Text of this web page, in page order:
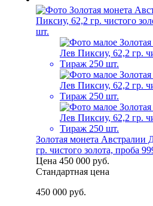
Золотая монета
гр. чистого золота, проба
Цена 450 000 руб.
Стандартная цена
450 000 руб.